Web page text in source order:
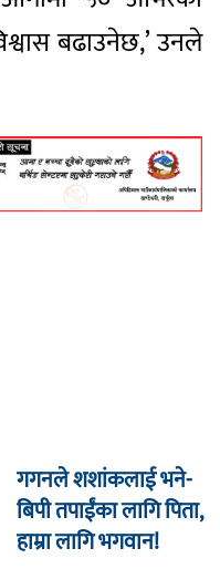
बढाउनेछ,’ उनले
गगनले शशांकलाई भने-
बिपी तपाईंका लागि पिता,
हाम्रा लागि भगवान!